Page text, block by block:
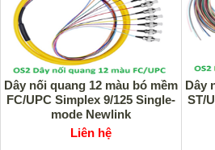
Dây nối quang 12 màu bó mềm
FC/UPC Simplex 9/125 Single-
mode Newlink
Liên hệ
Dây
ST/